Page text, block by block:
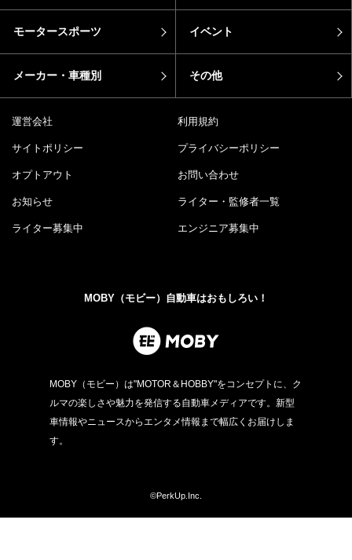
モータースポーツ イベント
メーカー・車種別 その他
運営会社 利用規約
サイトポリシー プライバシーポリシー
オプトアウト お問い合わせ
お知らせ ライター・監修者一覧
ライター募集中 エンジニア募集中
MOBY（モビー）自動車はおもしろい！
MOBY（モビー）は"MOTOR＆HOBBY"をコンセプトに、ク
ルマの楽しさや魅力を発信する自動車メディアです。新型
車情報やニュースからエンタメ情報まで幅広くお届けしま
す。
©PerkUp.Inc.